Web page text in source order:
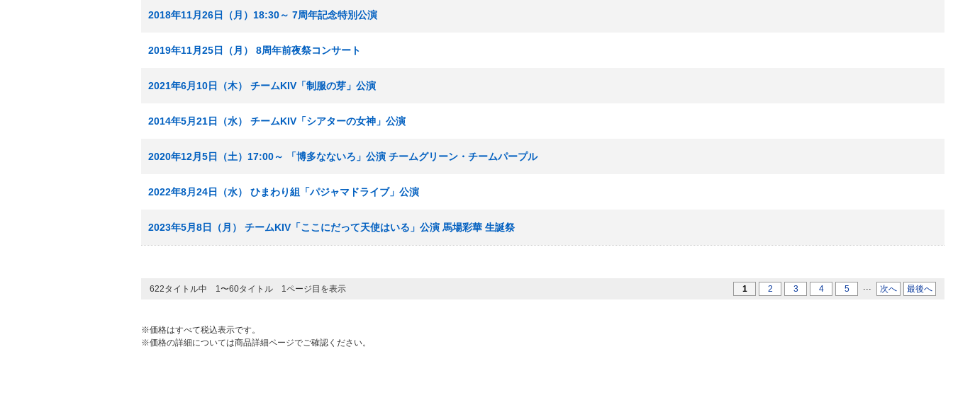
2018年11月26日（月）18:30～ 7周年記念特別公演
2019年11月25日（月） 8周年前夜祭コンサート
2021年6月10日（木） チームKIV「制服の芽」公演
2014年5月21日（水） チームKIV「シアターの女神」公演
2020年12月5日（土）17:00～ 「博多なないろ」公演 チームグリーン・チームパープル
2022年8月24日（水） ひまわり組「パジャマドライブ」公演
2023年5月8日（月） チームKIV「ここにだって天使はいる」公演 馬場彩華 生誕祭
622タイトル中 1〜60タイトル 1ページ目を表示 1 2 3 4 5 ... 次へ 最後へ
※価格はすべて税込表示です。
※価格の詳細については商品詳細ページでご確認ください。